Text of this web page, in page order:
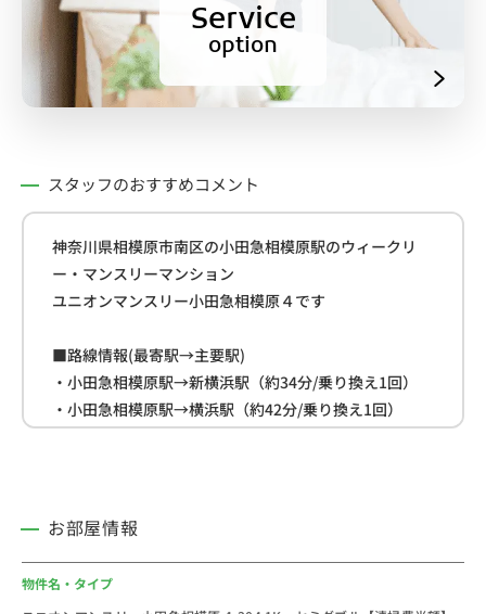
Service
option
スタッフのおすすめコメント
神奈川県相模原市南区の小田急相模原駅のウィークリ
ー・マンスリーマンション
ユニオンマンスリー小田急相模原４です
■路線情報(最寄駅→主要駅)
・小田急相模原駅→新横浜駅（約34分/乗り換え1回）
・小田急相模原駅→横浜駅（約42分/乗り換え1回）
・小田急相模原駅→新宿駅（約44分/乗り換え1回）
・セブン-イレブン(約260ｍ)
・ドラッグストア「クリエイトＳ・Ｄ」(約300ｍ)
お部屋情報
物件名・タイプ